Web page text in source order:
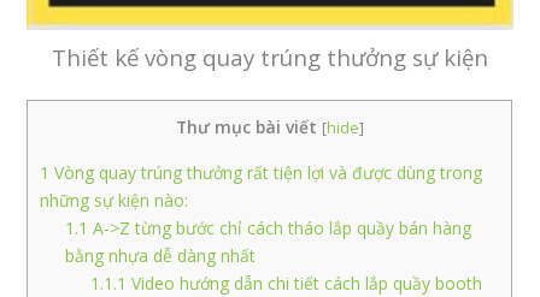
Thiết kế vòng quay trúng thưởng sự kiện
Thư mục bài viết [hide]
1 Vòng quay trúng thưởng rất tiện lợi và được dùng trong
những sự kiện nào:
1.1 A->Z từng bước chỉ cách tháo lắp quầy bán hàng
bằng nhựa dễ dàng nhất
1.1.1 Video hướng dẫn chi tiết cách lắp quầy booth